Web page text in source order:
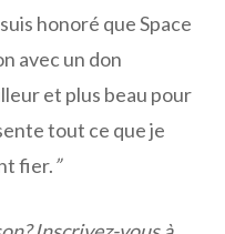
honoré que Space
avec un don
et plus beau pour
tout ce que je
fier.”